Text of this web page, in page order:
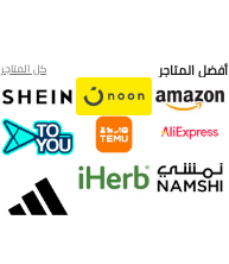
أفضل المتاجر كل المتاجر